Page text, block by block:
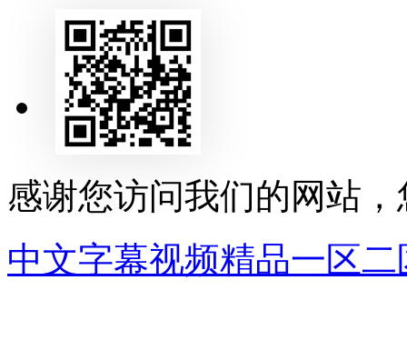
18537111214
18537111214
发送邮件
感谢您访问我们的网站
中文字幕视频精品一区二